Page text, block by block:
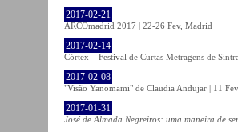
2017-02-21
ARCOmadrid 2017 | 22-26 Fev, Madrid
2017-02-14
Córtex – Festival de Curtas Metragens de
2017-02-08
"Visão Yanomami" de Claudia Andujar | 11
2017-01-31
José de Almada Negreiros: uma maneira de